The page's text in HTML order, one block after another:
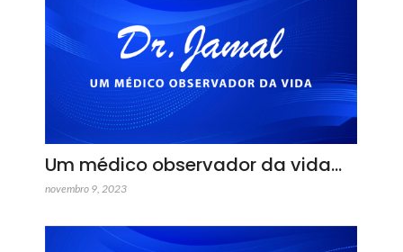
Um médico observador da vida…
novembro 9, 2023